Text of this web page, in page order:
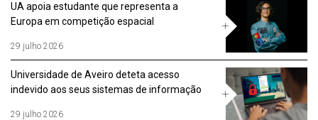
UA apoia estudante que representa a
Europa em competição espacial
29 julho 2026
Universidade de Aveiro deteta acesso
indevido aos seus sistemas de informação
29 julho 2026